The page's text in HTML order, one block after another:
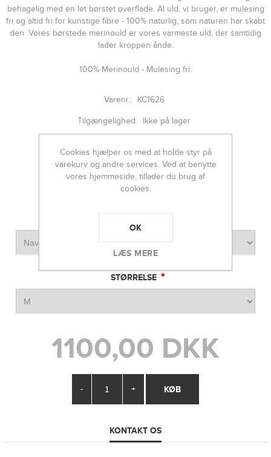
behagelig med en let børstet overflade. Al uld, vi bruger, er mulesing
fri og altid fri for kunstige fibre - 100% naturlig, som naturen har skabt
den. Vores børstede merinould er vores varmeste uld, der samtidig
lader kroppen ånde.
100% Merinould - Mulesing fri.
Varenr.: KC1626
Tilgængelighed: Ikke på lager
Producent: Klitmøller
STØRRELSE *
1100,00 DKK
- +
KONTAKT OS
Cookies hjælper os med at holde styr på
varekurv og andre services. Ved at benytte
vores hjemmeside, tillader du brug af
cookies.
OK
LÆS MERE